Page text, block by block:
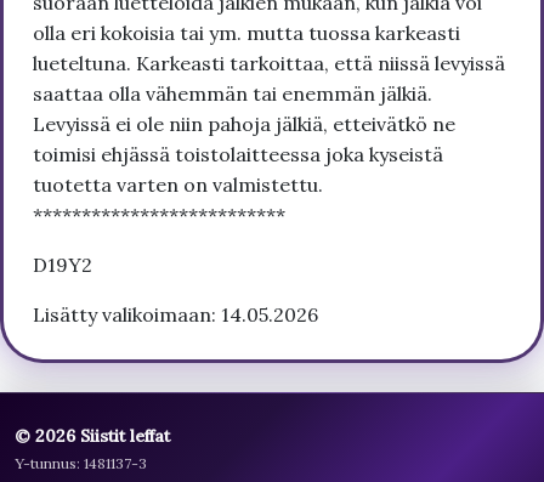
olla eri kokoisia tai ym. mutta tuossa karkeasti
lueteltuna. Karkeasti tarkoittaa, että niissä levyissä
saattaa olla vähemmän tai enemmän jälkiä.
Levyissä ei ole niin pahoja jälkiä, etteivätkö ne
toimisi ehjässä toistolaitteessa joka kyseistä
tuotetta varten on valmistettu.
**************************
D19Y2
Lisätty valikoimaan: 14.05.2026
© 2026 Siistit leffat
Y-tunnus: 1481137-3